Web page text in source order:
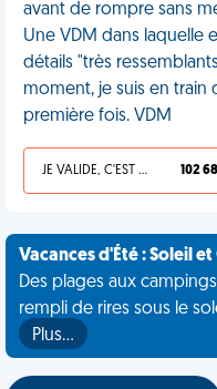
avant de rompre sans
Une VDM dans laquelle
détails "très
moment, je suis en train
première fois. VDM
JE VALIDE, C'EST UNE VDM 102
Vacances d'Été : Soleil et
Des plages aux
rempli de rires sous le
Plus…